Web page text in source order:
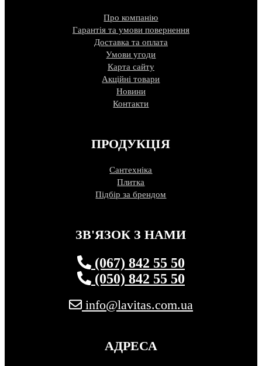
Про компанію
Гарантія та умови повернення
Доставка та оплата
Умови угоди
Карта сайту
Акційні товари
Новини
Контакти
ПРОДУКЦІЯ
Сантехніка
Плитка
Підбір за брендом
ЗВ'ЯЗОК З НАМИ
(067) 842 55 50
(050) 842 55 50
info@lavitas.com.ua
АДРЕСА